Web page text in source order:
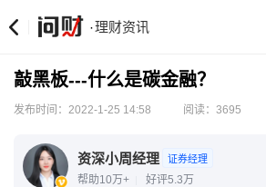
·理财资讯
敲黑板---什么是碳金融？
发布时间：2022-1-25 14:58 阅读：3695
资深小周经理 证券经理
帮助10万+ 好评5.3万